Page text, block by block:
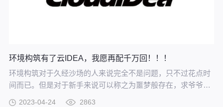
环境构筑有了云IDEA，我愿再配千万回！！！
环境构筑对于久经沙场的人来说完全不是问题，只不过花点时
间而已。但是对于新手来说可以称之为噩梦般存在，求爷爷告
2023-04-24 2863